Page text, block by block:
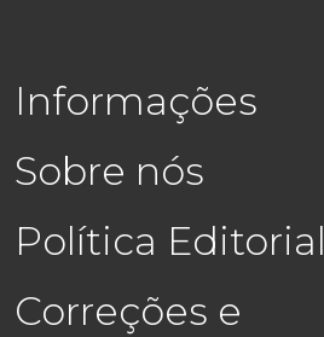
Informações
Sobre nós
Política Editorial
Correções e